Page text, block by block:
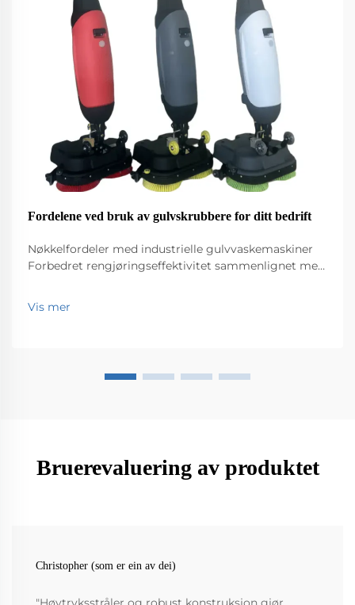
Fordelene ved bruk av gulvskrubbere for ditt bedrift
Nøkkelfordeler med industrielle gulvvaskemaskiner
Forbedret rengjøringseffektivitet sammenlignet med
nivået når det gjelder rengjøringseffektivitet i forhold
til de gamle moppene. De fungerer bare mye
Vis mer
Bruerevaluering av produktet
Christopher (som er ein av dei)